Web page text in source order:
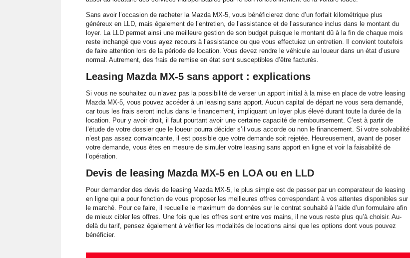
Sans avoir l’occasion de racheter la Mazda MX-5, vous bénéficierez donc d’un forfait kilométrique plus
généreux en LLD, mais également de l’entretien, de l’assistance et de l’assurance inclus dans le montant du
loyer. La LLD permet ainsi une meilleure gestion de son budget puisque le montant dû à la fin de chaque mois
reste inchangé que vous ayez recours à l’assistance ou que vous effectuiez un entretien. Il convient toutefois
de faire attention lors de la période de location. Vous devez rendre le véhicule au loueur dans un état d’usure
normal. Autrement, des frais de remise en état sont susceptibles d’être facturés.
Leasing Mazda MX-5 sans apport : explications
Si vous ne souhaitez ou n’avez pas la possibilité de verser un apport initial à la mise en place de votre leasing
Mazda MX-5, vous pouvez accéder à un leasing sans apport. Aucun capital de départ ne vous sera demandé,
car tous les frais seront inclus dans le financement, impliquant un loyer plus élevé durant toute la durée de la
location. Pour y avoir droit, il faut pourtant avoir une certaine capacité de remboursement. C’est à partir de
l’étude de votre dossier que le loueur pourra décider s’il vous accorde ou non le financement. Si votre solvabilité
n’est pas assez convaincante, il est possible que votre demande soit rejetée. Heureusement, avant de poser
votre demande, vous êtes en mesure de simuler votre leasing sans apport en ligne et voir la faisabilité de
l’opération.
Devis de leasing Mazda MX-5 en LOA ou en LLD
Pour demander des devis de leasing Mazda MX-5, le plus simple est de passer par un comparateur de leasing
en ligne qui a pour fonction de vous proposer les meilleures offres correspondant à vos attentes disponibles sur
le marché. Pour ce faire, il recueille le maximum de données sur le contrat souhaité à l’aide d’un formulaire afin
de mieux cibler les offres. Une fois que les offres sont entre vos mains, il ne vous reste plus qu’à choisir. Au-
delà du tarif, pensez également à vérifier les modalités de locations ainsi que les options dont vous pouvez
bénéficier.